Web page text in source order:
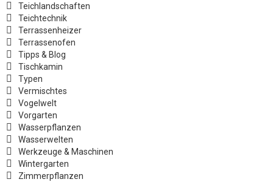
Teichlandschaften
Teichtechnik
Terrassenheizer
Terrassenofen
Tipps & Blog
Tischkamin
Typen
Vermischtes
Vogelwelt
Vorgarten
Wasserpflanzen
Wasserwelten
Werkzeuge & Maschinen
Wintergarten
Zimmerpflanzen